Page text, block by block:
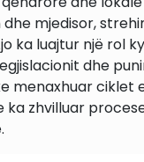
mjedisor,
ka luajtur një rol
dhe
menaxhuar
ka zhvilluar